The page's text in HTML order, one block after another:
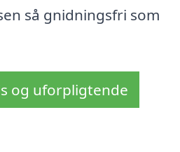
så gnidningsfri som
og uforpligtende